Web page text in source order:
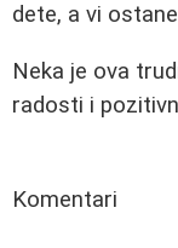
dete, a vi
Neka je ova
radosti i
Komentari